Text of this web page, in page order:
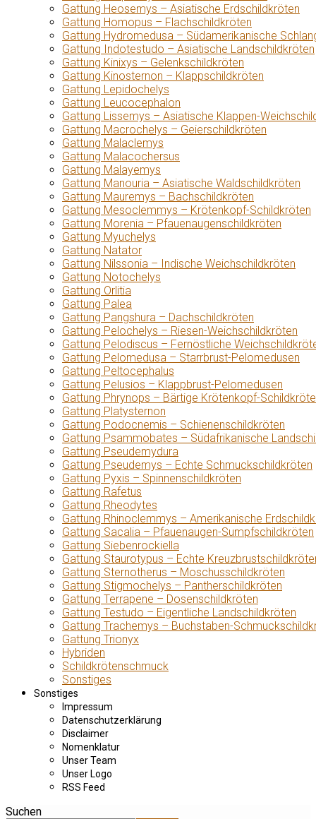
Gattung Heosemys – Asiatische Erdschildkröten
Gattung Homopus – Flachschildkröten
Gattung Hydromedusa – Südamerikanische
Gattung Indotestudo – Asiatische Landschildkröten
Gattung Kinixys – Gelenkschildkröten
Gattung Kinosternon – Klappschildkröten
Gattung Lepidochelys
Gattung Leucocephalon
Gattung Lissemys – Asiatische Klappen-
Gattung Macrochelys – Geierschildkröten
Gattung Malaclemys
Gattung Malacochersus
Gattung Malayemys
Gattung Manouria – Asiatische Waldschildkröten
Gattung Mauremys – Bachschildkröten
Gattung Mesoclemmys – Krötenkopf-Schildkröten
Gattung Morenia – Pfauenaugenschildkröten
Gattung Myuchelys
Gattung Natator
Gattung Nilssonia – Indische Weichschildkröten
Gattung Notochelys
Gattung Orlitia
Gattung Palea
Gattung Pangshura – Dachschildkröten
Gattung Pelochelys – Riesen-Weichschildkröten
Gattung Pelodiscus – Fernöstliche
Gattung Pelomedusa – Starrbrust-Pelomedusen
Gattung Peltocephalus
Gattung Pelusios – Klappbrust-Pelomedusen
Gattung Phrynops – Bärtige Krötenkopf-
Gattung Platysternon
Gattung Podocnemis – Schienenschildkröten
Gattung Psammobates – Südafrikanische
Gattung Pseudemydura
Gattung Pseudemys – Echte Schmuckschildkröten
Gattung Pyxis – Spinnenschildkröten
Gattung Rafetus
Gattung Rheodytes
Gattung Rhinoclemmys – Amerikanische
Gattung Sacalia – Pfauenaugen-Sumpfschildkröten
Gattung Siebenrockiella
Gattung Staurotypus – Echte
Gattung Sternotherus – Moschusschildkröten
Gattung Stigmochelys – Pantherschildkröten
Gattung Terrapene – Dosenschildkröten
Gattung Testudo – Eigentliche Landschildkröten
Gattung Trachemys – Buchstaben-
Gattung Trionyx
Hybriden
Schildkrötenschmuck
Sonstiges
Sonstiges
Impressum
Datenschutzerklärung
Disclaimer
Nomenklatur
Unser Team
Unser Logo
RSS Feed
Suchen